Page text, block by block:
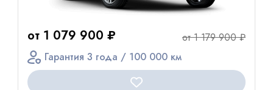
от 1 079 900 ₽
от 1 179 900 ₽
Гарантия 3 года / 100 000 км